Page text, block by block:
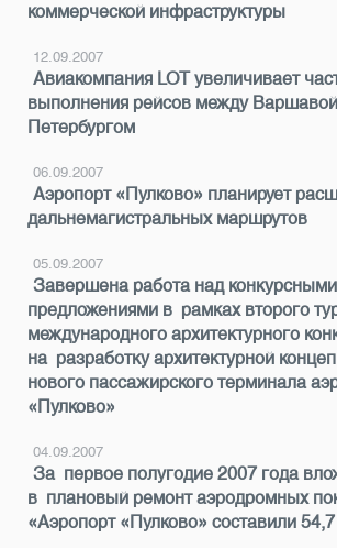
коммерческой инфраструктуры
12.09.2007
Авиакомпания LOT увеличивает
выполнения рейсов между
Петербургом
06.09.2007
Аэропорт «Пулково» планирует
дальнемагистральных маршрутов
05.09.2007
Завершена работа над конкурсными
предложениями в рамках второго
международного архитектурного
на разработку архитектурной
нового пассажирского терминала
«Пулково»
04.09.2007
За первое полугодие 2007 года
в плановый ремонт аэродромных
«Аэропорт «Пулково» составили